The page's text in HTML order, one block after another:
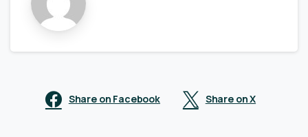
Share on Facebook Share on X